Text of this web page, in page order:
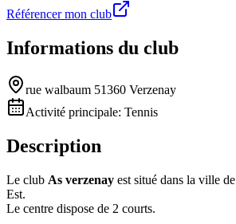
Référencer mon club
Informations du club
rue walbaum 51360 Verzenay
Activité principale: Tennis
Description
Le club As verzenay est situé dans la ville de
Est.
Le centre dispose de 2 courts.